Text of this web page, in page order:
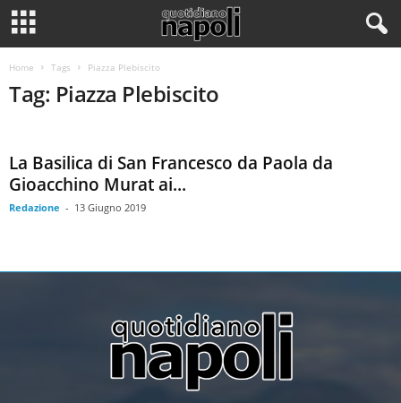
Home Tags Piazza Plebiscito
Tag: Piazza Plebiscito
La Basilica di San Francesco da Paola da
Gioacchino Murat ai...
Redazione - 13 Giugno 2019